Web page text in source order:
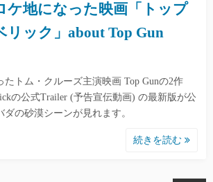
ケ地になった映画「トップ
リック」about Top Gun
たトム・クルーズ主演映画 Top Gunの2作
の公式Trailer (予告宣伝動画) の最新版が公
ダの砂漠シーンが見れます。
続きを読む